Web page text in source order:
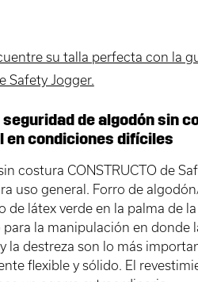
su talla perfecta con la
Safety Jogger.
seguridad de algodón sin
en condiciones difíciles
costura CONSTRUCTO de
uso general. Forro de
de látex verde en la palma de
la manipulación en donde
la destreza son lo más
flexible y sólido. El